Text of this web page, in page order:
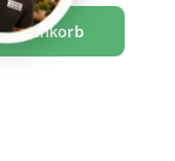
die Schaltflächen um